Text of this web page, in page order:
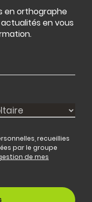
en orthographe
en vous
recueillies
par le groupe
de mes